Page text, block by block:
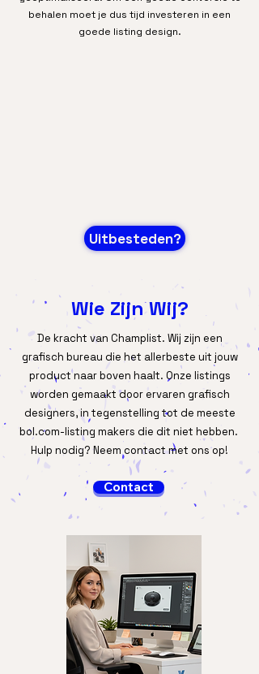
behalen moet je dus tijd investeren in een
goede listing design.
Uitbesteden?
Wie Zijn Wij?
De kracht van Champlist. Wij zijn een
grafisch bureau die het allerbeste uit jouw
product naar boven haalt. Onze listings
worden gemaakt door ervaren grafisch
designers, in tegenstelling tot de meeste
bol.com-listing makers die dit niet hebben.
Hulp nodig? Neem contact met ons op!
Contact